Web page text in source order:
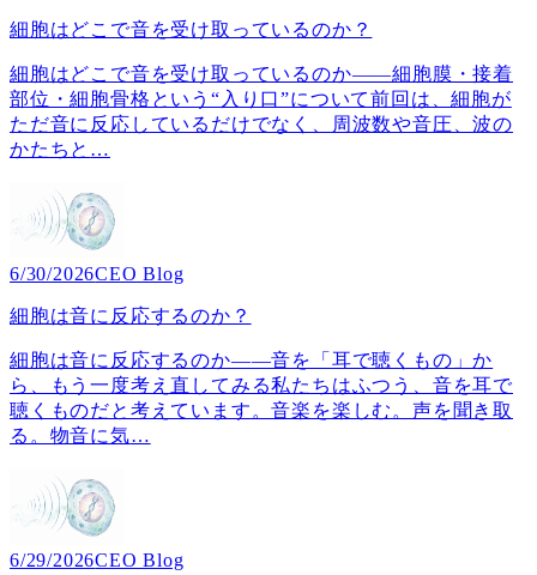
細胞はどこで音を受け取っているのか？
細胞はどこで音を受け取っているのか――細胞膜・接着
部位・細胞骨格という“入り口”について前回は、細胞が
ただ音に反応しているだけでなく、周波数や音圧、波の
かたちと …
6/30/2026CEO Blog
細胞は音に反応するのか？
細胞は音に反応するのか――音を「耳で聴くもの」か
ら、もう一度考え直してみる私たちはふつう、音を耳で
聴くものだと考えています。音楽を楽しむ。声を聞き取
る。物音に気…
6/29/2026CEO Blog